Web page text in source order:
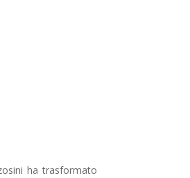
ha trasformato